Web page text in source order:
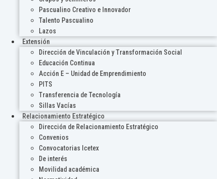
Pascualino Creativo e Innovador
Talento Pascualino
Lazos
Extensión
Dirección de Vinculación y Transformación Social
Educación Continua
Acción E – Unidad de Emprendimiento
PITS
Transferencia de Tecnología
Sillas Vacías
Relacionamiento Estratégico
Dirección de Relacionamiento Estratégico
Convenios
Convocatorias Icetex
De interés
Movilidad académica